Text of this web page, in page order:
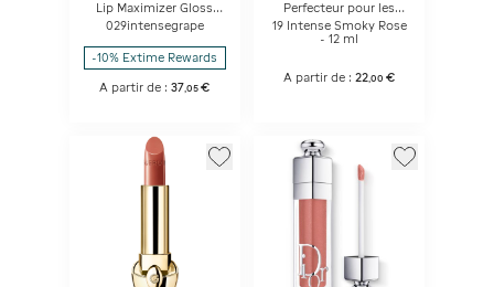
Lip Maximizer Gloss
repulpant lèvres -
hydratation et effet
volume - instantané et
longue durée
029intensegrape
-10% Extime Rewards
A partir de :37 ,05 €
Perfecteur pour les
lèvres Intense
19 Intense Smoky Rose
- 12 ml
A partir de :22 ,00 €